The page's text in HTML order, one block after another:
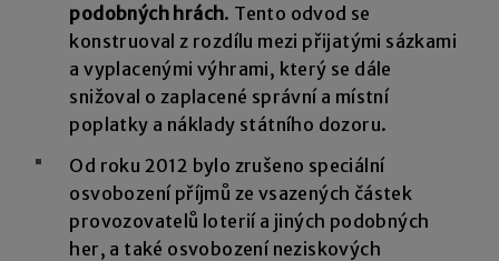
podobných hrách. Tento odvod se
konstruoval z rozdílu mezi přijatými sázkami
a vyplacenými výhrami, který se dále
snižoval o zaplacené správní a místní
poplatky a náklady státního dozoru.
Od roku 2012 bylo zrušeno speciální
osvobození příjmů ze vsazených částek
provozovatelů loterií a jiných podobných
her, a také osvobození neziskových